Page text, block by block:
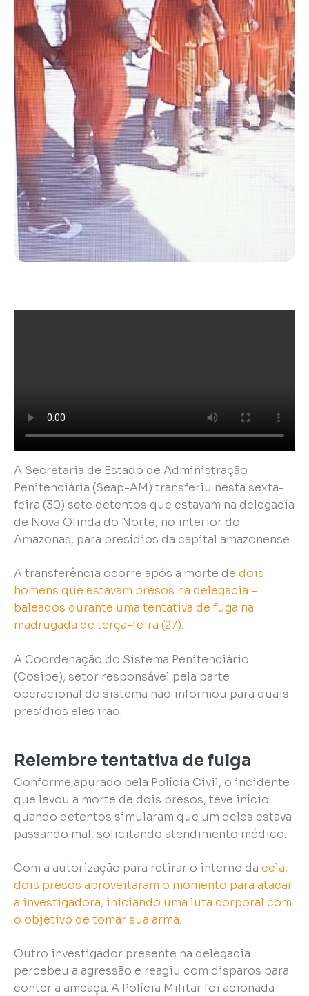
A Secretaria de Estado de Administração
Penitenciária (Seap-AM) transferiu nesta sexta-
feira (30) sete detentos que estavam na delegacia
de Nova Olinda do Norte, no interior do
Amazonas, para presídios da capital amazonense.
A transferência ocorre após a morte de dois
homens que estavam presos na delegacia –
baleados durante uma tentativa de fuga na
madrugada de terça-feira (27).
A Coordenação do Sistema Penitenciário
(Cosipe), setor responsável pela parte
operacional do sistema não informou para quais
presídios eles irão.
Relembre tentativa de fulga
Conforme apurado pela Polícia Civil, o incidente
que levou a morte de dois presos, teve início
quando detentos simularam que um deles estava
passando mal, solicitando atendimento médico.
Com a autorização para retirar o interno da cela,
dois presos aproveitaram o momento para atacar
a investigadora, iniciando uma luta corporal com
o objetivo de tomar sua arma.
Outro investigador presente na delegacia
percebeu a agressão e reagiu com disparos para
conter a ameaça. A Polícia Militar foi acionada